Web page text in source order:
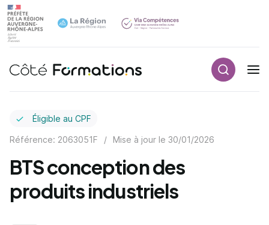
Navigation principale
Éligible au CPF
Référence: 2063051F / Mise à jour le 30/01/2026
BTS conception des
produits industriels